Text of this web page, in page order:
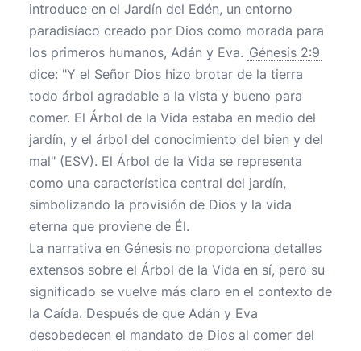
introduce en el Jardín del Edén, un entorno
paradisíaco creado por Dios como morada para
los primeros humanos, Adán y Eva. Génesis 2:9
dice: "Y el Señor Dios hizo brotar de la tierra
todo árbol agradable a la vista y bueno para
comer. El Árbol de la Vida estaba en medio del
jardín, y el árbol del conocimiento del bien y del
mal" (ESV). El Árbol de la Vida se representa
como una característica central del jardín,
simbolizando la provisión de Dios y la vida
eterna que proviene de Él.
La narrativa en Génesis no proporciona detalles
extensos sobre el Árbol de la Vida en sí, pero su
significado se vuelve más claro en el contexto de
la Caída. Después de que Adán y Eva
desobedecen el mandato de Dios al comer del